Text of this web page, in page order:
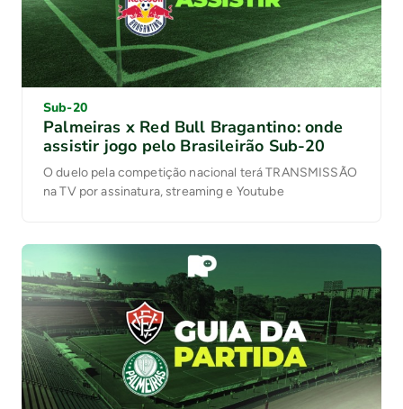
Sub-20
Palmeiras x Red Bull Bragantino: onde
assistir jogo pelo Brasileirão Sub-20
O duelo pela competição nacional terá TRANSMISSÃO
na TV por assinatura, streaming e Youtube